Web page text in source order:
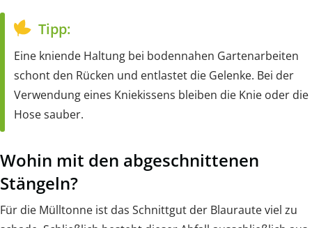
Tipp:
Eine kniende Haltung bei bodennahen Gartenarbeiten
schont den Rücken und entlastet die Gelenke. Bei der
Verwendung eines Kniekissens bleiben die Knie oder die
Hose sauber.
Wohin mit den abgeschnittenen
Stängeln?
Für die Mülltonne ist das Schnittgut der Blauraute viel zu